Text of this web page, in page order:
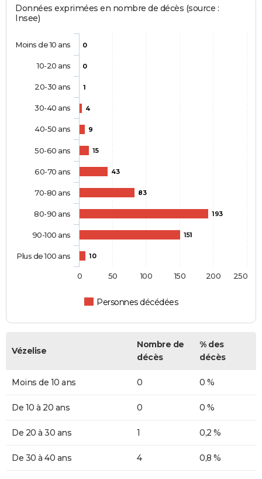
Données exprimées en nombre de décès (source :
Insee)
0
0
1
4
9
15
43
83
193
151
10
Personnes décédées
Moins de 10 ans
10-20 ans
20-30 ans
30-40 ans
40-50 ans
50-60 ans
60-70 ans
70-80 ans
80-90 ans
90-100 ans
Plus de 100 ans
0 50 100 150 200 250
Vézelise
Nombre de
décès
% des
décès
Moins de 10 ans 0 0 %
De 10 à 20 ans 0 0 %
De 20 à 30 ans 1 0,2 %
De 30 à 40 ans 4 0,8 %